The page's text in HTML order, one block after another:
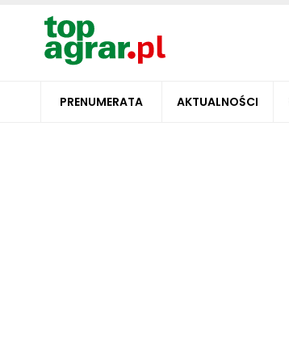
PRENUMERATA AKTUALNOŚCI